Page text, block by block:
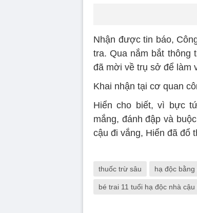
Nhận được tin báo,
tra. Qua nắm bắt thông
đã mời về trụ sở để làm
Khai nhận tại cơ quan
Hiển cho biết, vì bực
mắng, đánh đập và
cậu đi vắng, Hiển đã đổ
thuốc trừ sâu hạ độc
bé trai 11 tuổi hạ độc nhà